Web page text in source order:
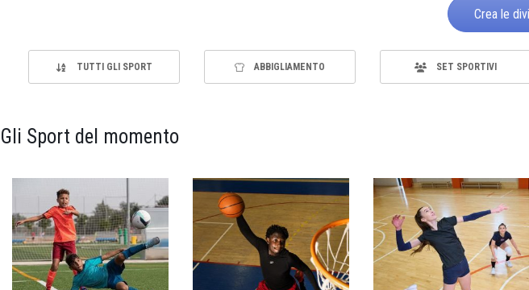
Crea le
TUTTI GLI SPORT ABBIGLIAMENTO SET SPORTIVI
Gli Sport del momento